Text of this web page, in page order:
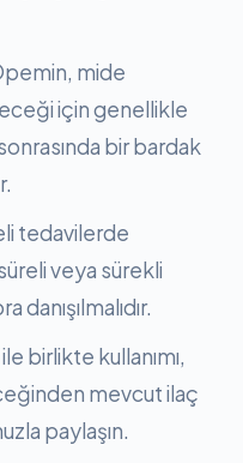
mide
için genellikle
bir bardak
tedavilerde
veya sürekli
birlikte kullanımı,
mevcut ilaç
paylaşın.